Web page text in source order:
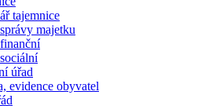
tajemnice
majetku
úřad
evidence obyvatel